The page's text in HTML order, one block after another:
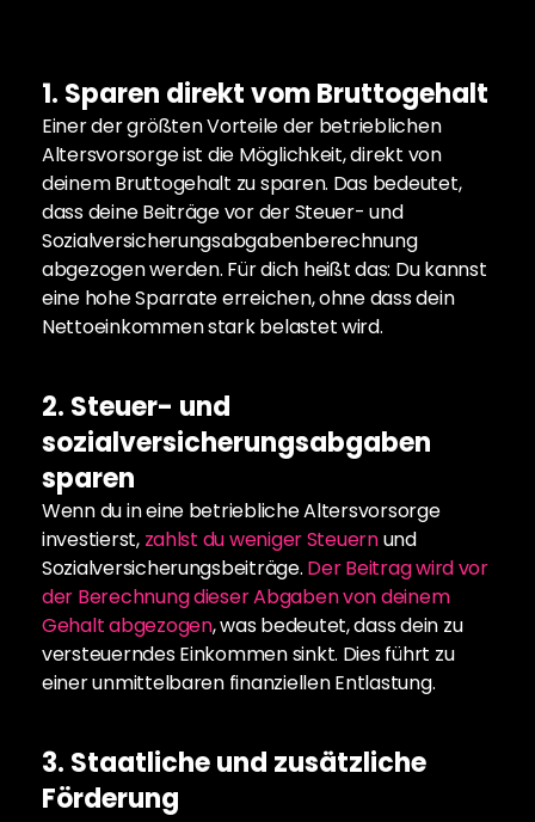
1. Sparen direkt vom Bruttogehalt
Einer der größten Vorteile der betrieblichen
Altersvorsorge ist die Möglichkeit, direkt von
deinem Bruttogehalt zu sparen. Das bedeutet,
dass deine Beiträge vor der Steuer- und
Sozialversicherungsabgabenberechnung
abgezogen werden. Für dich heißt das: Du kannst
eine hohe Sparrate erreichen, ohne dass dein
Nettoeinkommen stark belastet wird.
2. Steuer- und
sozialversicherungsabgaben
sparen
Wenn du in eine betriebliche Altersvorsorge
investierst, zahlst du weniger Steuern und
Sozialversicherungsbeiträge. Der Beitrag wird vor
der Berechnung dieser Abgaben von deinem
Gehalt abgezogen, was bedeutet, dass dein zu
versteuerndes Einkommen sinkt. Dies führt zu
einer unmittelbaren finanziellen Entlastung.
3. Staatliche und zusätzliche
Förderung